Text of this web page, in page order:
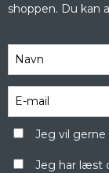
shoppen. Du kan
Jeg vil
Jeg har læst